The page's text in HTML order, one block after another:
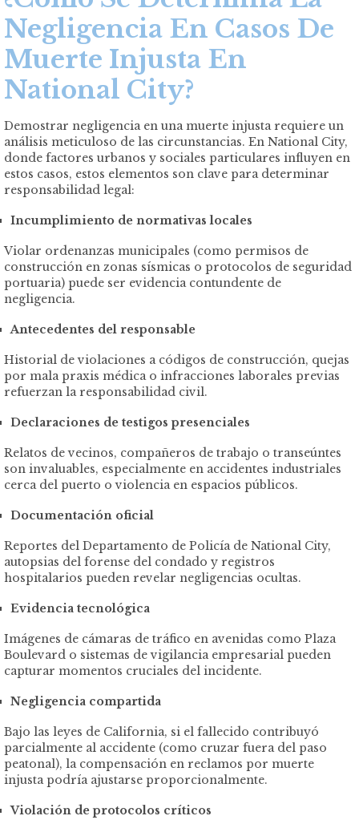
Negligencia En Casos De
Muerte Injusta En
National City?
Demostrar negligencia en una muerte injusta requiere un
análisis meticuloso de las circunstancias. En National City,
donde factores urbanos y sociales particulares influyen en
estos casos, estos elementos son clave para determinar
responsabilidad legal:
Incumplimiento de normativas locales
Violar ordenanzas municipales (como permisos de
construcción en zonas sísmicas o protocolos de seguridad
portuaria) puede ser evidencia contundente de
negligencia.
Antecedentes del responsable
Historial de violaciones a códigos de construcción, quejas
por mala praxis médica o infracciones laborales previas
refuerzan la responsabilidad civil.
Declaraciones de testigos presenciales
Relatos de vecinos, compañeros de trabajo o transeúntes
son invaluables, especialmente en accidentes industriales
cerca del puerto o violencia en espacios públicos.
Documentación oficial
Reportes del Departamento de Policía de National City,
autopsias del forense del condado y registros
hospitalarios pueden revelar negligencias ocultas.
Evidencia tecnológica
Imágenes de cámaras de tráfico en avenidas como Plaza
Boulevard o sistemas de vigilancia empresarial pueden
capturar momentos cruciales del incidente.
Negligencia compartida
Bajo las leyes de California, si el fallecido contribuyó
parcialmente al accidente (como cruzar fuera del paso
peatonal), la compensación en reclamos por muerte
injusta podría ajustarse proporcionalmente.
Violación de protocolos críticos